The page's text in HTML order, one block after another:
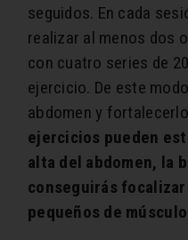
seguidos. En cada
realizar al menos dos
con cuatro series de
ejercicio. De este
abdomen y
ejercicios pueden
alta del abdomen, la
conseguirás
pequeños de